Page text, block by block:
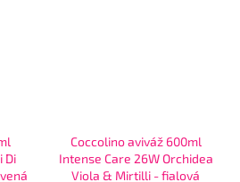
Di
Coccolino aviváž 600ml
Intense Care 26W Orchidea
Viola & Mirtilli - fialová